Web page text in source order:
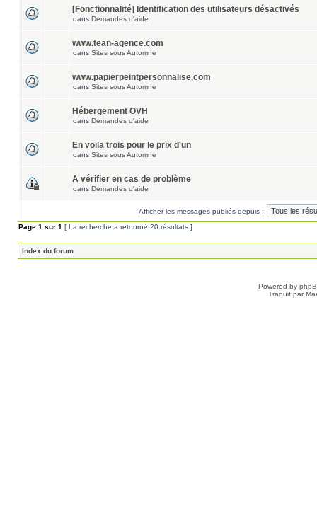
[Fonctionnalité] Identification des utilisateurs désactivés
dans Demandes d'aide
www.tean-agence.com
dans Sites sous Automne
www.papierpeintpersonnalise.com
dans Sites sous Automne
Hébergement OVH
dans Demandes d'aide
En voila trois pour le prix d'un
dans Sites sous Automne
A vérifier en cas de problème
dans Demandes d'aide
Afficher les messages publiés depuis :
Page 1 sur 1 [ La recherche a retourné 20 résultats ]
Index du forum
Powered by
Traduit par